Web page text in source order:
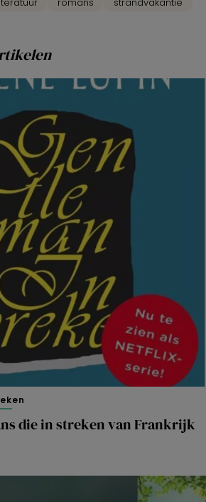
die in streken van Frankrijk